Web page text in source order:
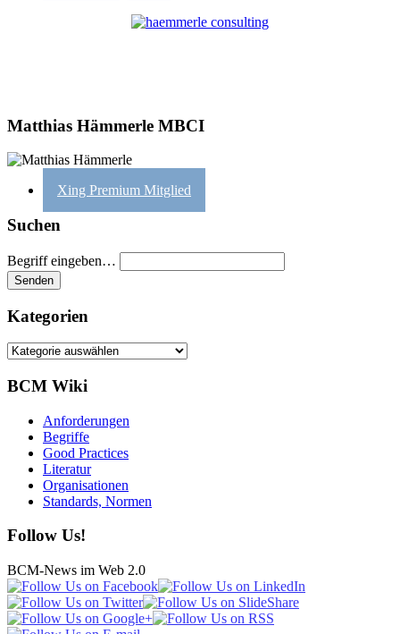
Matthias Hämmerle MBCI
Xing Premium Mitglied
Suchen
Begriff eingeben…
Kategorien
Kategorien
BCM Wiki
Anforderungen
Begriffe
Good Practices
Literatur
Organisationen
Standards, Normen
Follow Us!
BCM-News im Web 2.0